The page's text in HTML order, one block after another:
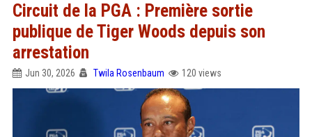
Circuit de la PGA : Première sortie
publique de Tiger Woods depuis son
arrestation
Jun 30, 2026 Twila Rosenbaum 120 views